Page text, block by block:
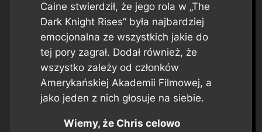
Caine stwierdził, że jego rola w „The
Dark Knight Rises” była najbardziej
emocjonalna ze wszystkich jakie do
tej pory zagrał. Dodał również, że
wszystko zależy od członków
Amerykańskiej Akademii Filmowej, a
jako jeden z nich głosuje na siebie.
Wiemy, że Chris celowo